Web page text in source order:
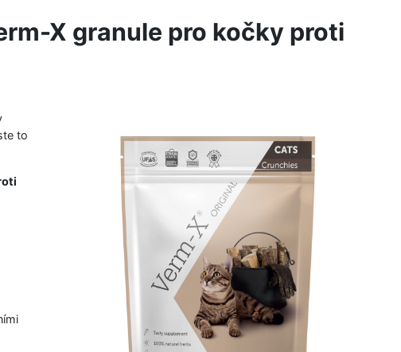
X granule pro kočky proti
to